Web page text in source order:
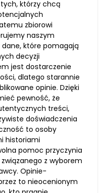
którzy chcą
zbiorowi
naszym
które pomagają
decyzji
jest dostarczenie
dlatego starannie
opinie. Dzięki
pewność, że
treści,
doświadczenia
to osoby
historiami
pomoc przyczynia
z wyborem
Opinie-
to nieocenionym